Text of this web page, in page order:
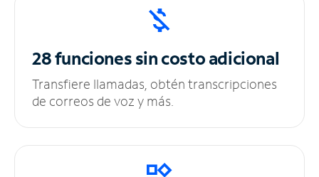
28 funciones sincosto adicional
Transfiere llamadas, obtén transcripciones
de correos de voz y más.